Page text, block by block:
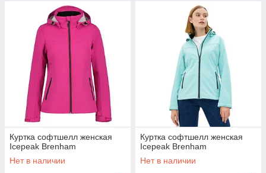
Куртка софтшелл женская
Icepeak Brenham
Нет в наличии
Куртка софтшелл женская
Icepeak Brenham
Нет в наличии